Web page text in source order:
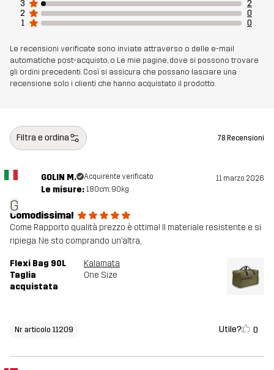
Peso 450g
Realizzato per MULTIFUNZIONE
Numero di
11209_2798
3
2
2
0
1
0
Le recensioni verificate sono inviate attraverso o delle e-mail
automatiche post-acquisto, o Le mie pagine, dove si possono trovare
gli ordini precedenti. Così si assicura che possano lasciare una
recensione solo i clienti che hanno acquistato il prodotto.
Filtra e ordina 78 Recensioni
G
GOLIN M. Acquirente verificato 11 marzo 2026
Le misure: 180cm, 90kg
Comodissima!
Come Rapporto qualità prezzo è ottima! Il materiale resistente e si
ripiega. Ne sto comprando un’altra,
Flexi Bag 90L
Kalamata
Taglia
acquistata
One Size
Nr articolo 11209 Utile? 0